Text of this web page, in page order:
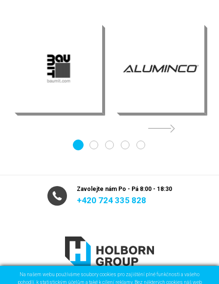
1 2 3 4 5
Zavolejte nám Po - Pá 8:00 - 18:30
+420 724 335 828
Na našem webu používáme soubory cookies pro zajištění plné funkčnosti a vašeho
pohodlí, k statistickým účelům a také k cílení reklamy. Bez některých cookies náš web